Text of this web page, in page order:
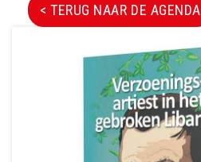
< TERUG NAAR DE AGENDA